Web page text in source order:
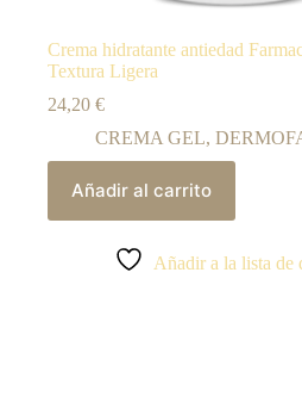
Crema hidratante antiedad
Textura Ligera
24,20 €
CREMA GEL,
Añadir al carrito
Añadir a la lista de